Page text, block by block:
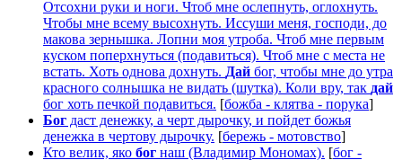
Отсохни руки и ноги. Чтоб мне ослепнуть, оглохнуть.
Чтобы мне всему высохнуть. Иссуши меня, господи, до
макова зернышка. Лопни моя утроба. Чтоб мне первым
куском поперхнуться (подавиться). Чтоб мне с места не
встать. Хоть однова дохнуть. Дай бог, чтобы мне до утра
красного солнышка не видать (шутка). Коли вру, так дай
бог хоть печкой подавиться. [божба - клятва - порука]
Бог даст денежку, а черт дырочку, и пойдет божья
денежка в чертову дырочку. [бережь - мотовство]
Кто велик, яко бог наш (Владимир Мономах). [бог -